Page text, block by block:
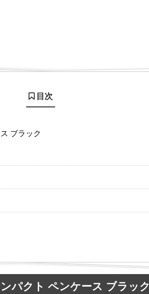
目次
ブラック
パクト ペンケース ブラック